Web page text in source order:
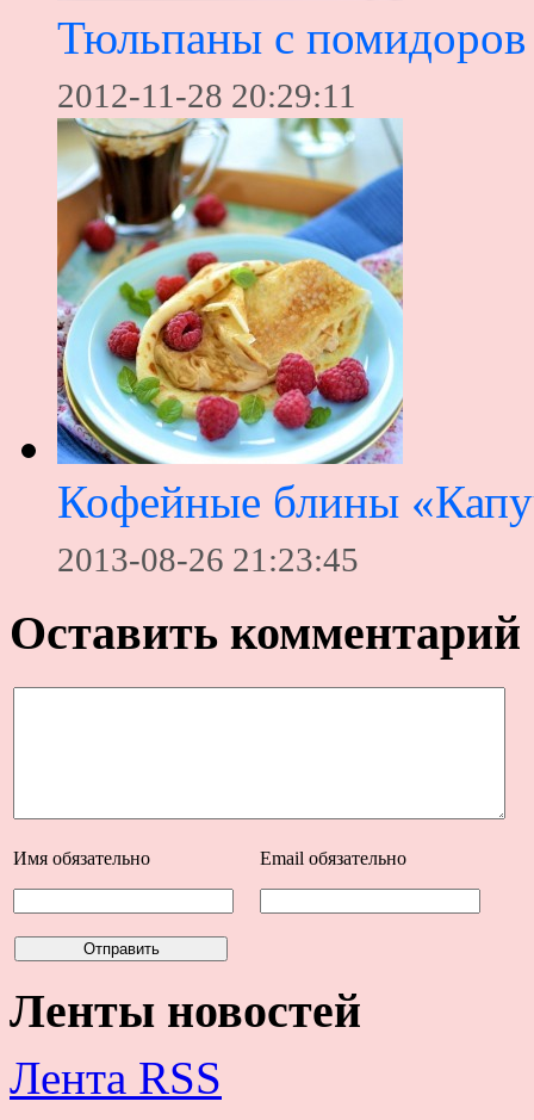
Тюльпаны с помидоров
2012-11-28 20:29:11
Кофейные блины
2013-08-26 21:23:45
Оставить комментарий
Имя обязательно Email обязательно
Ленты новостей
Лента RSS